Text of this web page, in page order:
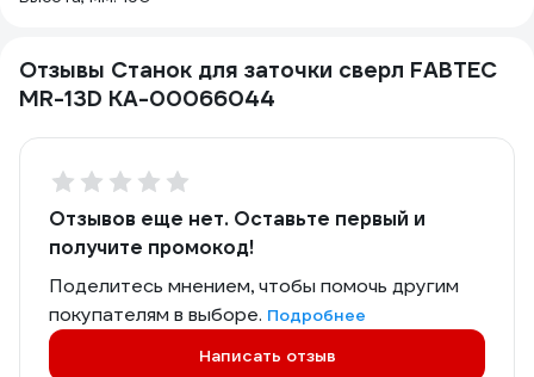
Отзывы Станок для заточки сверл FABTEC
MR-13D КА-00066044
Отзывов еще нет. Оставьте первый и
получите промокод!
Поделитесь мнением, чтобы помочь другим
покупателям в выборе. Подробнее
Написать отзыв